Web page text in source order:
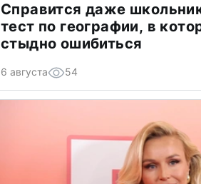
Справится даже
тест по географии, в
стыдно ошибиться
6 августа 54